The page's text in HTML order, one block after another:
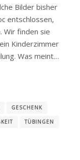
Bilder bisher
entschlossen,
Wir finden sie
Kinderzimmer
Was meint…
GESCHENK
TÜBINGEN